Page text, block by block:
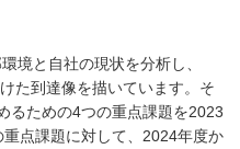
境と自社の現状を分析し、
た到達像を描いています。そ
るための4つの重点課題を2023
点課題に対して、2024年度か